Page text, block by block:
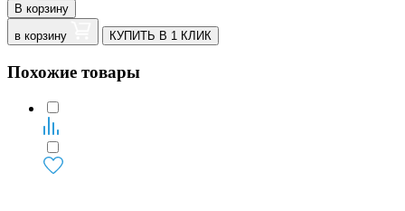
В корзину
в корзину
КУПИТЬ В 1 КЛИК
Похожие товары